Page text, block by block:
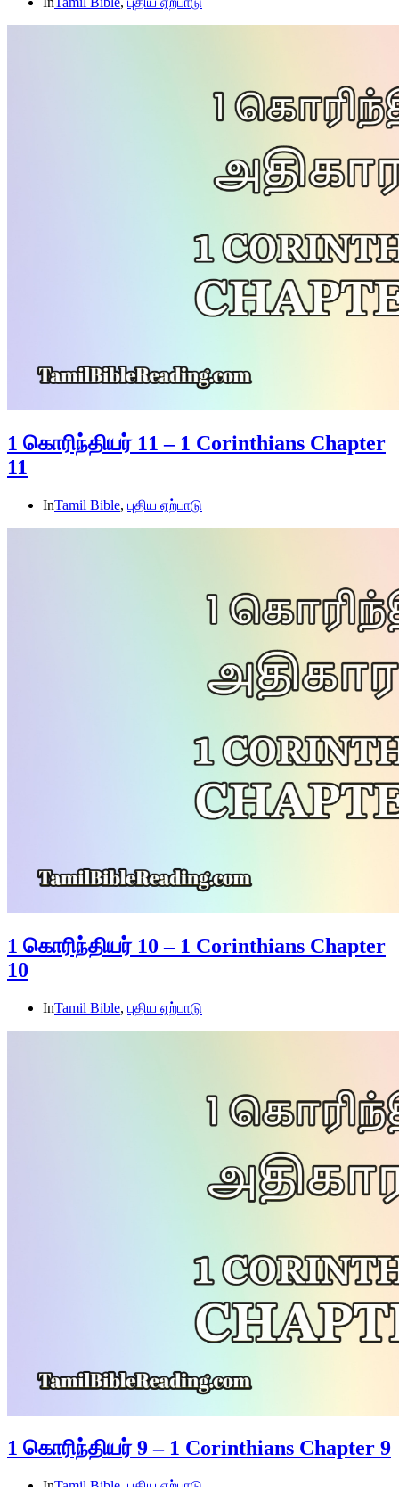
1 கொரிந்தியர் 11 – 1 Corinthians Chapter
11
InTamil Bible, புதிய ஏற்பாடு
1 கொரிந்தியர் 10 – 1 Corinthians Chapter
10
InTamil Bible, புதிய ஏற்பாடு
1 கொரிந்தியர் 9 – 1 Corinthians Chapter 9